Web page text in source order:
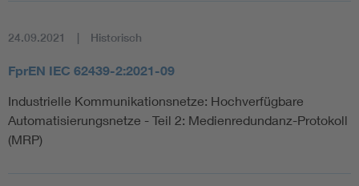
24.09.2021 Historisch
FprEN IEC 62439-2:2021-09
Industrielle Kommunikationsnetze: Hochverfügbare
Automatisierungsnetze - Teil 2: Medienredundanz-Protokoll
(MRP)